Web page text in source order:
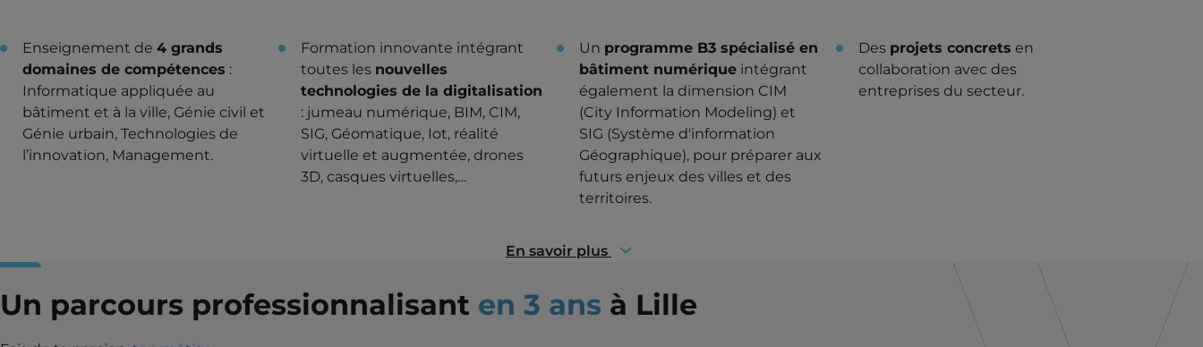
Enseignement de 4 grands
domaines de compétences :
Informatique appliquée au
bâtiment et à la ville, Génie civil et
Génie urbain, Technologies de
l’innovation, Management.
Formation innovante intégrant
toutes les nouvelles
technologies de la digitalisation
: jumeau numérique, BIM, CIM,
SIG, Géomatique, Iot, réalité
virtuelle et augmentée, drones
3D, casques virtuelles,…
Un programme B3 spécialisé en
bâtiment numérique intégrant
également la dimension CIM
(City Information Modeling) et
SIG (Système d'information
Géographique), pour préparer aux
futurs enjeux des villes et des
territoires.
Des projets concrets en
collaboration avec des
entreprises du secteur.
En savoir plus
Un parcours professionnalisant en 3 ans à Lille